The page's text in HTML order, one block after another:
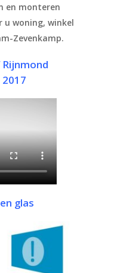
en monteren
u woning, winkel
Zevenkamp.
Rijnmond
glas